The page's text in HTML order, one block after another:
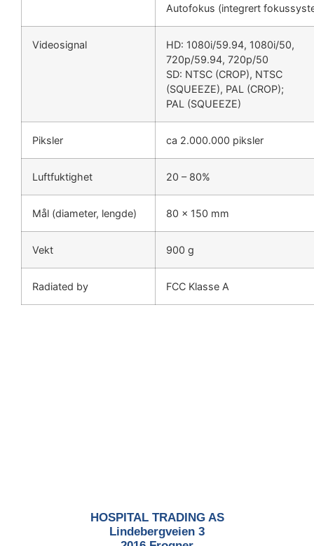
Autofokus (integrert
Videosignal
HD: 1080i/59.94, 1080i/50,
720p/59.94, 720p/50
SD: NTSC (CROP), NTSC
(SQUEEZE), PAL (CROP);
PAL (SQUEEZE)
Piksler ca 2.000.000 piksler
Luftfuktighet 20 – 80%
Mål (diameter, lengde) 80 x 150 mm
Vekt 900 g
Radiated by FCC Klasse A
HOSPITAL TRADING AS
Lindebergveien 3